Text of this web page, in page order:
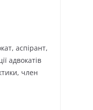
аспірант,
адвокатів
член